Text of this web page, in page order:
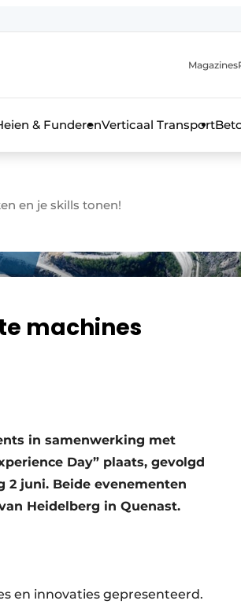
FR
Magazines
& FunderenVerticaal Transport
en je skills tonen!
machines
in samenwerking met
Day” plaats, gevolgd
2 juni. Beide evenementen
Heidelberg in Quenast.
en innovaties gepresenteerd.